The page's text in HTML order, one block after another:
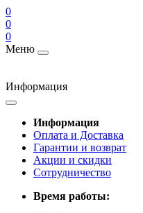
0
0
0
Меню
Информация
Информация
Оплата и Доставка
Гарантии и возврат
Акции и скидки
Cотрудничество
Время работы: